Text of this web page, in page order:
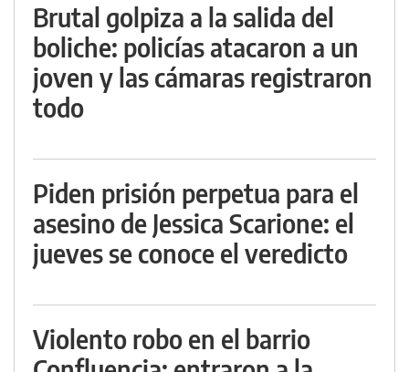
Brutal golpiza a la salida del
boliche: policías atacaron a un
joven y las cámaras registraron
todo
Piden prisión perpetua para el
asesino de Jessica Scarione: el
jueves se conoce el veredicto
Violento robo en el barrio